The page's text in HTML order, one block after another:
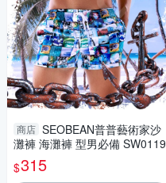
商店 SEOBEAN普普藝術家沙
灘褲 海灘褲 型男必備 SW0119
$315